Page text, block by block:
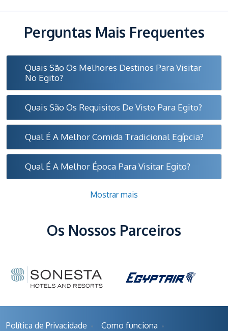
Perguntas Mais Frequentes
Quais São Os Melhores Destinos Para Visitar
No Egito?
Quais São Os Requisitos De Visto Para Egito?
Qual É A Melhor Comida Tradicional Egípcia?
Qual É A Melhor Época Para Visitar Egito?
Mostrar mais
Os Nossos Parceiros
Política de Privacidade
Como funciona